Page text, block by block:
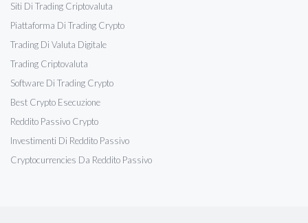
Siti Di Trading Criptovaluta
Piattaforma Di Trading Crypto
Trading Di Valuta Digitale
Trading Criptovaluta
Software Di Trading Crypto
Best Crypto Esecuzione
Reddito Passivo Crypto
Investimenti Di Reddito Passivo
Cryptocurrencies Da Reddito Passivo